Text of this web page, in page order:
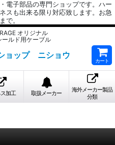
電子部品の専門ショップです。ハー
スも出来る限り対応致します。お急
で。
オリジナル
ールド用ケーブル
ョップ ニショウ
カート
加工 取扱メーカー
海外メーカー製品
分類